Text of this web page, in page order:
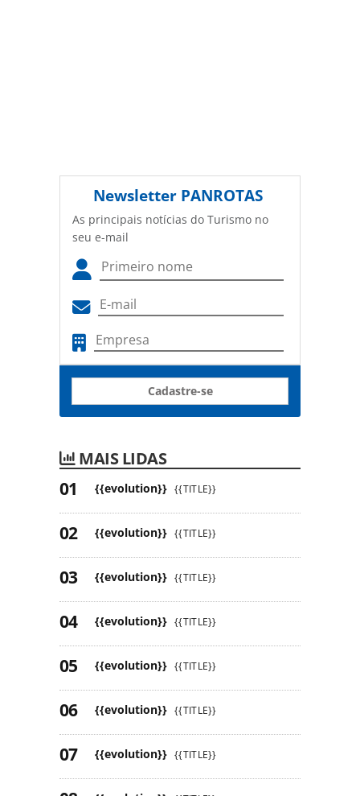
Newsletter PANROTAS
As principais notícias do Turismo no
seu e-mail
Cadastre-se
MAIS LIDAS
{{evolution}} {{TITLE}}
{{evolution}} {{TITLE}}
{{evolution}} {{TITLE}}
{{evolution}} {{TITLE}}
{{evolution}} {{TITLE}}
{{evolution}} {{TITLE}}
{{evolution}} {{TITLE}}